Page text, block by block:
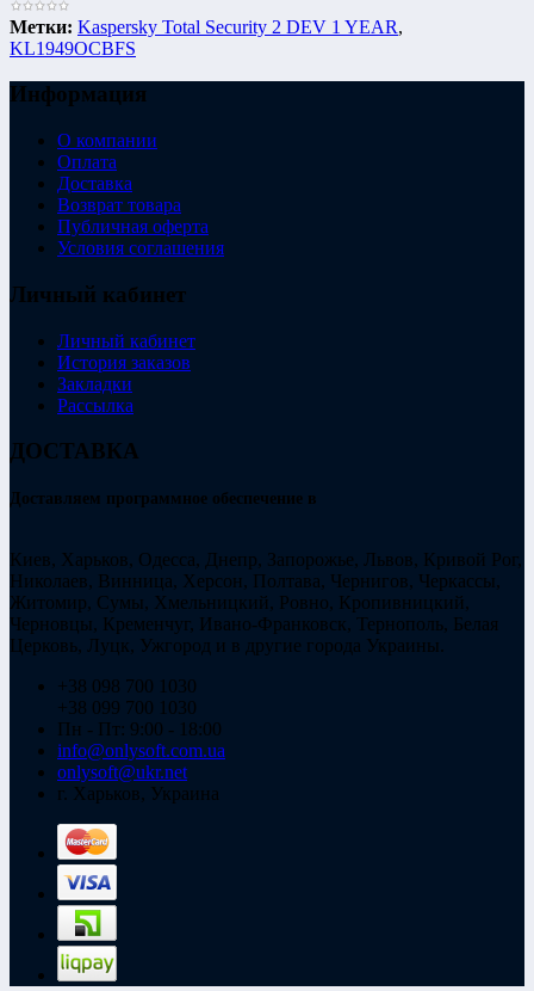
Метки: Kaspersky Total Security 2 DEV 1 YEAR,
KL1949OCBFS
Информация
О компании
Оплата
Доставка
Возврат товара
Публичная оферта
Условия соглашения
Личный кабинет
Личный кабинет
История заказов
Закладки
Рассылка
ДОСТАВКА
Доставляем программное обеспечение в
Киев, Харьков, Одесса, Днепр, Запорожье, Львов, Кривой Рог,
Николаев, Винница, Херсон, Полтава, Чернигов, Черкассы,
Житомир, Сумы, Хмельницкий, Ровно, Кропивницкий,
Черновцы, Кременчуг, Ивано-Франковск, Тернополь, Белая
Церковь, Луцк, Ужгород и в другие города Украины.
+38 098 700 1030
+38 099 700 1030
Пн - Пт: 9:00 - 18:00
info@onlysoft.com.ua
onlysoft@ukr.net
г. Харьков, Украина